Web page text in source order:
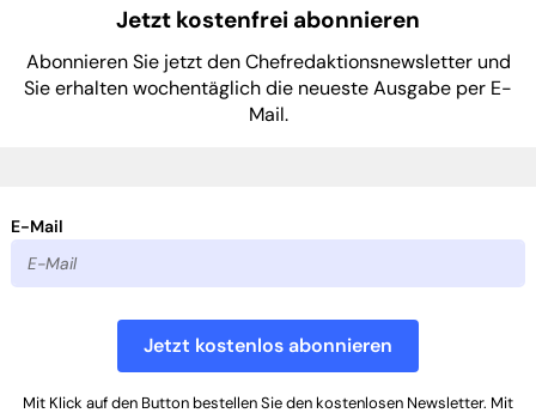
Jetzt kostenfrei abonnieren
Abonnieren Sie jetzt den Chefredaktionsnewsletter und
Sie erhalten wochentäglich die neueste Ausgabe per E-
Mail.
E-Mail
Jetzt kostenlos abonnieren
Mit Klick auf den Button bestellen Sie den kostenlosen Newsletter. Mit